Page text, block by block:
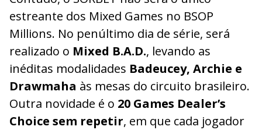
estreante dos Mixed Games no BSOP
Millions. No penúltimo dia de série, será
realizado o Mixed B.A.D., levando as
inéditas modalidades Badeucey, Archie e
Drawmaha às mesas do circuito brasileiro.
Outra novidade é o 20 Games Dealer’s
Choice sem repetir, em que cada jogador